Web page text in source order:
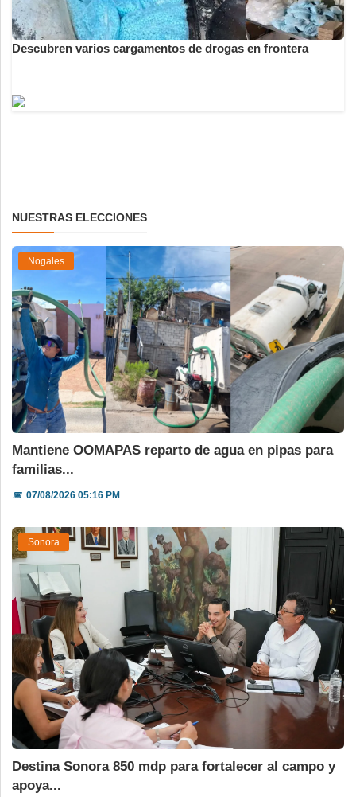
Descubren varios cargamentos de drogas en frontera
NUESTRAS ELECCIONES
Nogales
Mantiene OOMAPAS reparto de agua en pipas para
familias...
📅07/08/2026 05:16 PM
Sonora
Destina Sonora 850 mdp para fortalecer al campo y
apoya...